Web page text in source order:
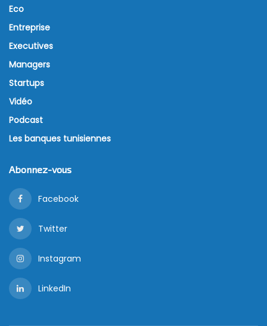
Eco
Entreprise
Executives
Managers
Startups
Vidéo
Podcast
Les banques tunisiennes
Abonnez-vous
Facebook
Twitter
Instagram
LinkedIn